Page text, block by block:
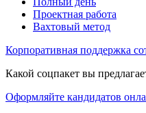
Проектная работа
Вахтовый метод
Корпоративная поддержка
Какой соцпакет вы
Оформляйте кандидатов